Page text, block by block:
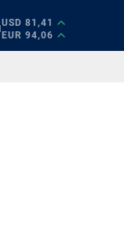
USD 81,41
EUR 94,06